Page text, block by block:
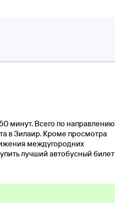
минут. Всего по направлению
в Зилаир. Кроме просмотра
междугородних
лучший автобусный билет